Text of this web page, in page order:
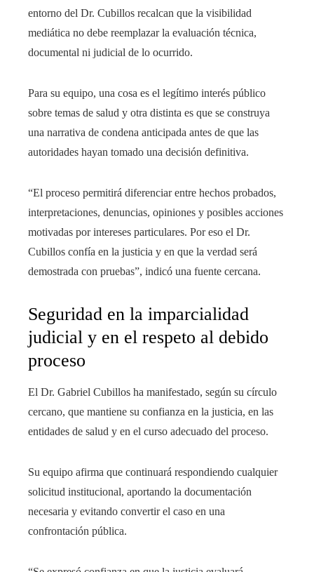
entorno del Dr. Cubillos recalcan que la visibilidad
mediática no debe reemplazar la evaluación técnica,
documental ni judicial de lo ocurrido.
Para su equipo, una cosa es el legítimo interés público
sobre temas de salud y otra distinta es que se construya
una narrativa de condena anticipada antes de que las
autoridades hayan tomado una decisión definitiva.
“El proceso permitirá diferenciar entre hechos probados,
interpretaciones, denuncias, opiniones y posibles acciones
motivadas por intereses particulares. Por eso el Dr.
Cubillos confía en la justicia y en que la verdad será
demostrada con pruebas”, indicó una fuente cercana.
Seguridad en la imparcialidad
judicial y en el respeto al debido
proceso
El Dr. Gabriel Cubillos ha manifestado, según su círculo
cercano, que mantiene su confianza en la justicia, en las
entidades de salud y en el curso adecuado del proceso.
Su equipo afirma que continuará respondiendo cualquier
solicitud institucional, aportando la documentación
necesaria y evitando convertir el caso en una
confrontación pública.